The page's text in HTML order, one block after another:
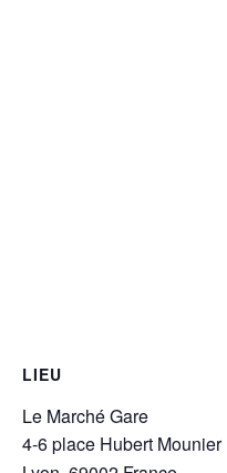
LIEU
Le Marché Gare
4-6 place Hubert Mounier